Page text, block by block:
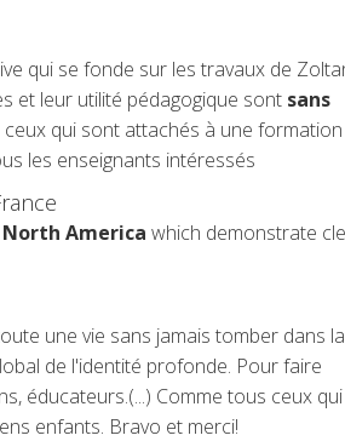
qui se fonde sur les travaux de
et leur utilité pédagogique sont sans
qui sont attachés à une formation
les enseignants intéressés
America which demonstrate
une vie sans jamais tomber dans la
de l'identité profonde. Pour faire
éducateurs.(...) Comme tous ceux qui
enfants. Bravo et merci!